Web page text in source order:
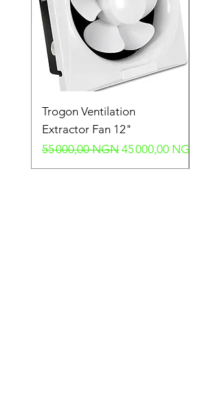
Trogon Ventilation
Extractor Fan 12"
Prix original
55 000,00 NGN Prix promotionnel
45 000,00 NGN